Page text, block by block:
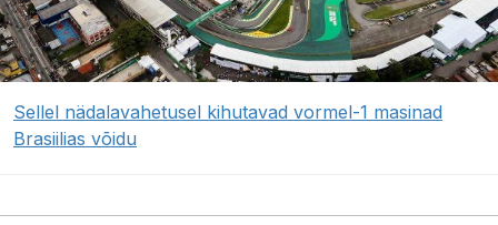
Sellel nädalavahetusel kihutavad vormel-1 masinad
Brasiilias võidu